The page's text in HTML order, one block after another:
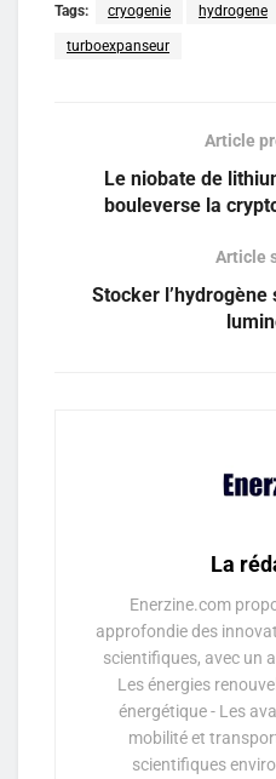
Tags: cryogenie hydrogene
turboexpanseur
Article
Le niobate de
bouleverse la
Article
Stocker l’hydrogène
La
Enerzine.com
approfondie des
scientifiques, avec un
Les énergies
énergétique - Les
mobilité et
scientifiques